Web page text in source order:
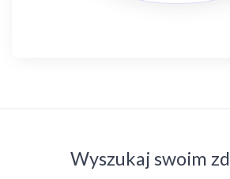
Wyszukaj swoim